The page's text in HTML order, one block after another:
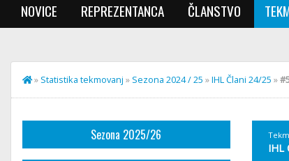
NOVICE REPREZENTANCA ČLANSTVO
» Statistika tekmovanj » Sezona 2024 / 25 »IHL Člani 24/25 »
Sezona 2025/26
IHL